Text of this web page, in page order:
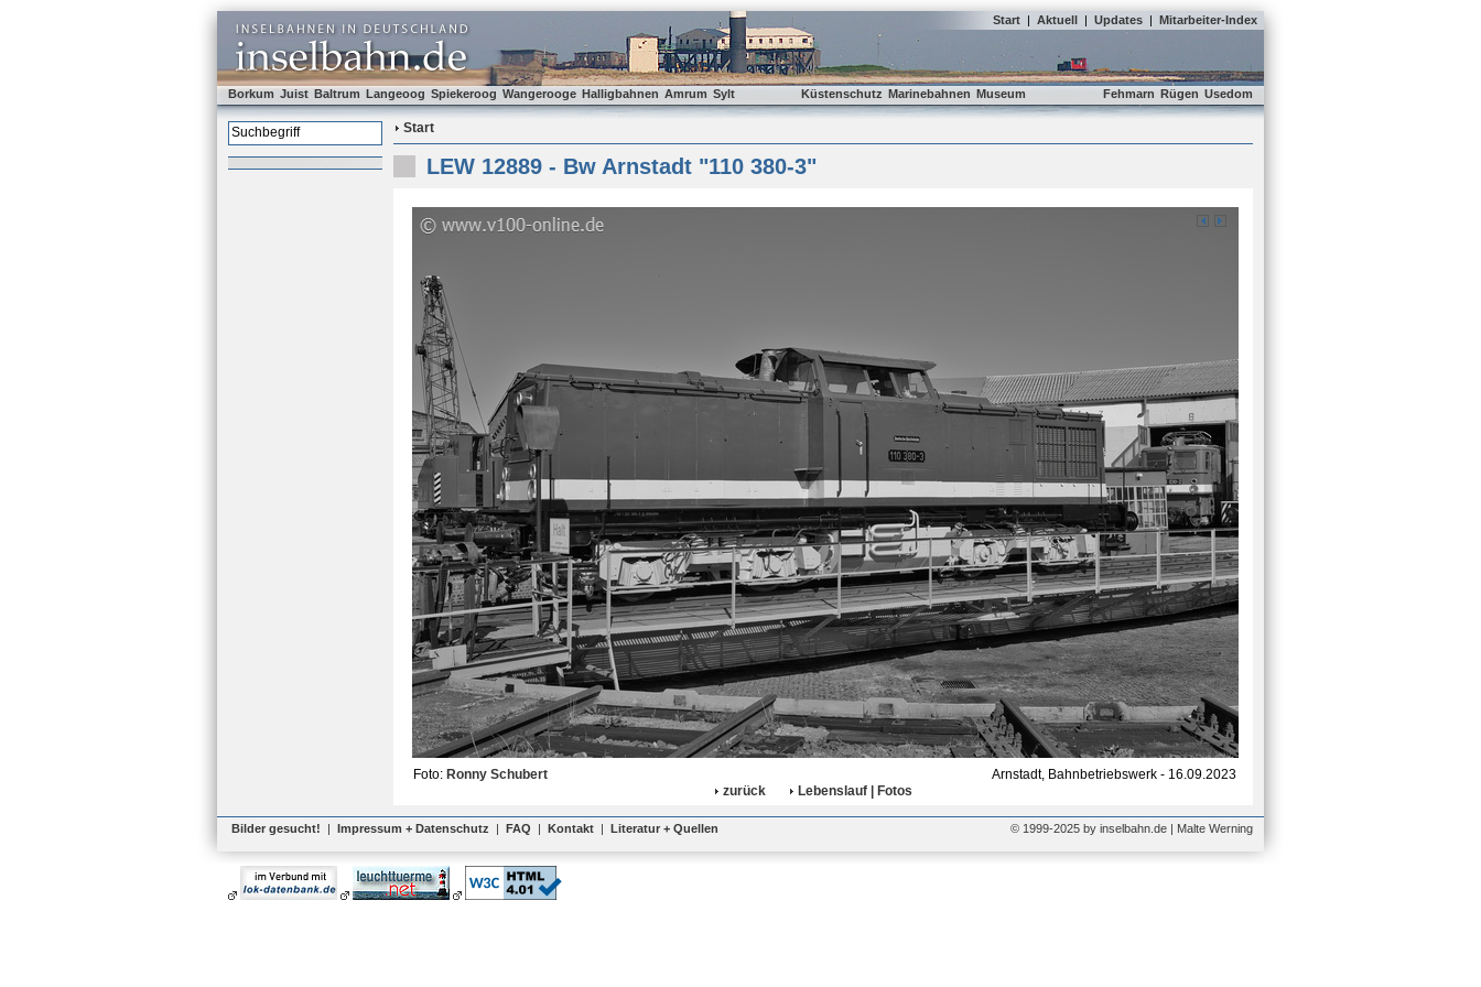
Start | Aktuell | Updates | Mitarbeiter-Index
Borkum Juist Baltrum Langeoog Spiekeroog Wangerooge Halligbahnen Amrum Sylt Küstenschutz Marinebahnen Museum Fehmarn Rügen Usedom
Start
LEW 12889 - Bw Arnstadt "110 380-3"
Foto: Ronny Schubert
Arnstadt, Bahnbetriebswerk - 16.09.2023
zurück
Lebenslauf | Fotos
Bilder gesucht! | Impressum + Datenschutz | FAQ | Kontakt | Literatur + Quellen © 1999-2025 by inselbahn.de | Malte Werning